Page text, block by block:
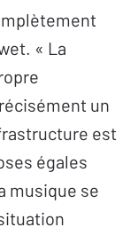
« La
un
est
égales
musique se